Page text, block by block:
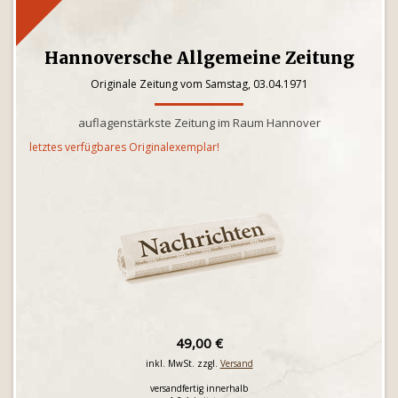
Hannoversche Allgemeine Zeitung
Originale Zeitung vom Samstag, 03.04.1971
auflagenstärkste Zeitung im Raum Hannover
letztes verfügbares Originalexemplar!
49,00 €
inkl. MwSt. zzgl. Versand
versandfertig innerhalb